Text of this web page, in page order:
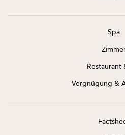
Spa
Restaurant
Vergnügung &